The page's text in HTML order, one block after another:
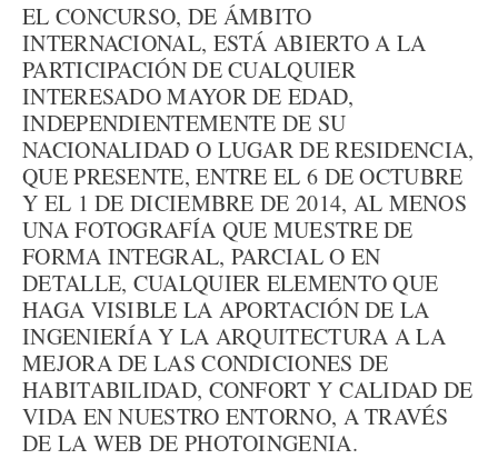
EL CONCURSO, DE ÁMBITO
INTERNACIONAL, ESTÁ ABIERTO A LA
PARTICIPACIÓN DE CUALQUIER
INTERESADO MAYOR DE EDAD,
INDEPENDIENTEMENTE DE SU
NACIONALIDAD O LUGAR DE RESIDENCIA,
QUE PRESENTE, ENTRE EL 6 DE OCTUBRE
Y EL 1 DE DICIEMBRE DE 2014, AL MENOS
UNA FOTOGRAFÍA QUE MUESTRE DE
FORMA INTEGRAL, PARCIAL O EN
DETALLE, CUALQUIER ELEMENTO QUE
HAGA VISIBLE LA APORTACIÓN DE LA
INGENIERÍA Y LA ARQUITECTURA A LA
MEJORA DE LAS CONDICIONES DE
HABITABILIDAD, CONFORT Y CALIDAD DE
VIDA EN NUESTRO ENTORNO, A TRAVÉS
DE LA WEB DE PHOTOINGENIA.